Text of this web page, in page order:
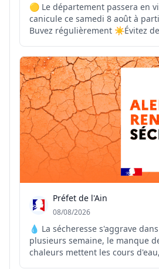
🟡 Le département passera en
canicule ce samedi 8 août à partir
Buvez régulièrement ☀️Évitez de sortir aux heures
👴Pensez à vos proches vulnérables 📞En
malaise ou de situation
ou l...
Préfet de l'Ain
08/08/2026
💧 La sécheresse s'aggrave dans l'Ain.
plusieurs semaine, le manque
chaleurs mettent les cours